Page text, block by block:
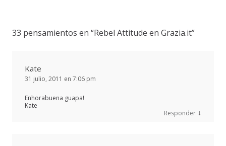
33 pensamientos en “Rebel Attitude en Grazia.it”
Kate
31 julio, 2011 en 7:06 pm
Enhorabuena guapa!
Kate
Responder ↓